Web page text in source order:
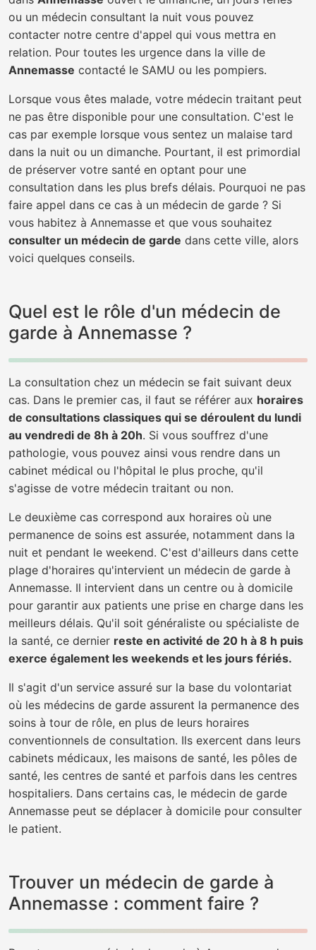
ou un médecin consultant la nuit vous pouvez
contacter notre centre d'appel qui vous mettra en
relation. Pour toutes les urgence dans la ville de
Annemasse contacté le SAMU ou les pompiers.
Lorsque vous êtes malade, votre médecin traitant peut
ne pas être disponible pour une consultation. C'est le
cas par exemple lorsque vous sentez un malaise tard
dans la nuit ou un dimanche. Pourtant, il est primordial
de préserver votre santé en optant pour une
consultation dans les plus brefs délais. Pourquoi ne pas
faire appel dans ce cas à un médecin de garde ? Si
vous habitez à Annemasse et que vous souhaitez
consulter un médecin de garde dans cette ville, alors
voici quelques conseils.
Quel est le rôle d'un médecin de
garde à Annemasse ?
La consultation chez un médecin se fait suivant deux
cas. Dans le premier cas, il faut se référer aux horaires
de consultations classiques qui se déroulent du lundi
au vendredi de 8h à 20h. Si vous souffrez d'une
pathologie, vous pouvez ainsi vous rendre dans un
cabinet médical ou l'hôpital le plus proche, qu'il
s'agisse de votre médecin traitant ou non.
Le deuxième cas correspond aux horaires où une
permanence de soins est assurée, notamment dans la
nuit et pendant le weekend. C'est d'ailleurs dans cette
plage d'horaires qu'intervient un médecin de garde à
Annemasse. Il intervient dans un centre ou à domicile
pour garantir aux patients une prise en charge dans les
meilleurs délais. Qu'il soit généraliste ou spécialiste de
la santé, ce dernier reste en activité de 20 h à 8 h puis
exerce également les weekends et les jours fériés.
Il s'agit d'un service assuré sur la base du volontariat
où les médecins de garde assurent la permanence des
soins à tour de rôle, en plus de leurs horaires
conventionnels de consultation. Ils exercent dans leurs
cabinets médicaux, les maisons de santé, les pôles de
santé, les centres de santé et parfois dans les centres
hospitaliers. Dans certains cas, le médecin de garde
Annemasse peut se déplacer à domicile pour consulter
le patient.
Trouver un médecin de garde à
Annemasse : comment faire ?